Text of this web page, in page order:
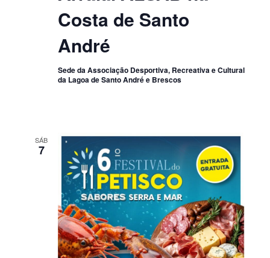
Costa de Santo
André
Sede da Associação Desportiva, Recreativa e Cultural
da Lagoa de Santo André e Brescos
SÁB
7